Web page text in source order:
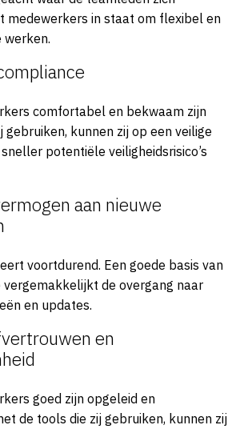
medewerkers in staat om flexibel en
comfortabel en bekwaam zijn
gebruiken, kunnen zij op een veilige
potentiële veiligheidsrisico’s
aan nieuwe
voortdurend. Een goede basis van
de overgang naar
en updates.
en
goed zijn opgeleid en
de tools die zij gebruiken, kunnen zij